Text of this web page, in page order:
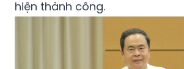
hiện thành công.